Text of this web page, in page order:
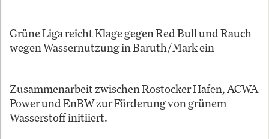
Grüne Liga reicht Klage gegen Red Bull und Rauch
wegen Wassernutzung in Baruth/Mark ein
Zusammenarbeit zwischen Rostocker Hafen, ACWA
Power und EnBW zur Förderung von grünem
Wasserstoff initiiert.